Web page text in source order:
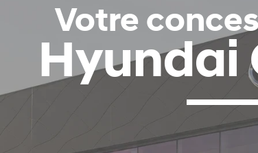
Votre
Hyundai